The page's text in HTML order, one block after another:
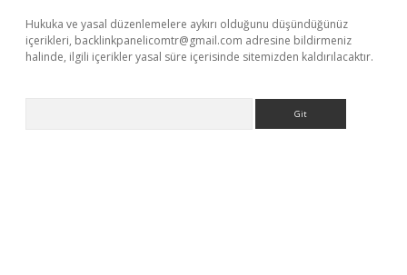
Hukuka ve yasal düzenlemelere aykırı olduğunu düşündüğünüz
içerikleri, backlinkpanelicomtr@gmail.com adresine bildirmeniz
halinde, ilgili içerikler yasal süre içerisinde sitemizden kaldırılacaktır.